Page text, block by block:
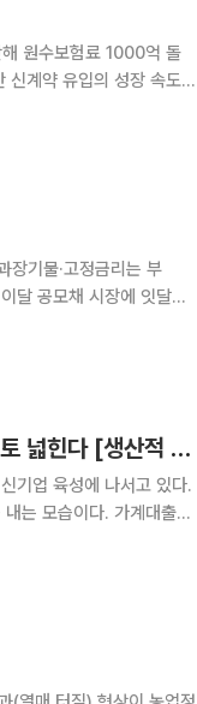
원수보험료 1000억 돌
장기물·고정금리는 부
농식품 넘어 AI반도체까지⋯NH농협금융, 모험자본 영토 넓힌다 [생산적 금융, 성장의 길을 열다]
기업 육성에 나서고 있다.
는 모습이다. 가계대출